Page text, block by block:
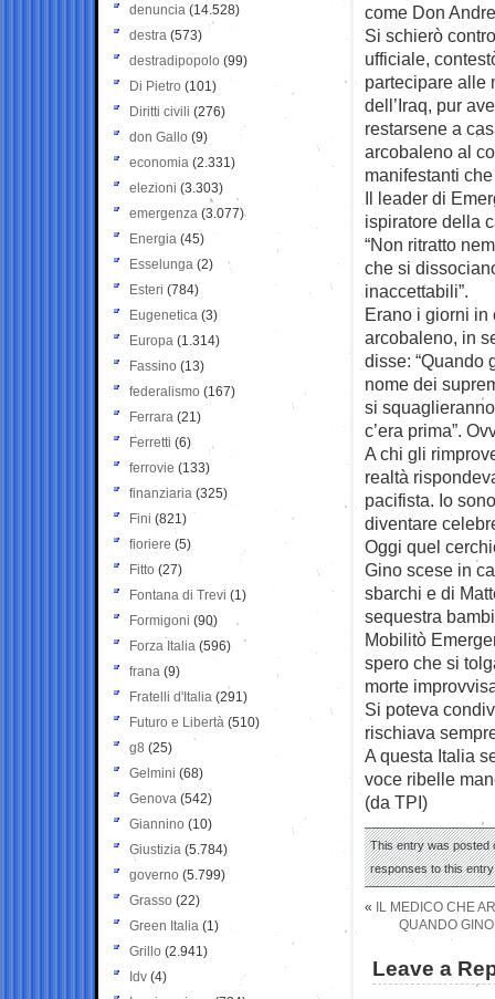
come Don
Si schierò
ufficiale,
partecipare alle
dell’Iraq, pur
restarsene a
arcobaleno al
manifestanti
Il leader di
ispiratore della
“Non ritratto
che si
inaccettabili”.
Erano i giorni in
arcobaleno, in
disse: “Quando
nome dei
si
c’era prima”.
A chi gli
realtà
pacifista. Io
diventare
Oggi quel
Gino scese in
sbarchi e di
sequestra
Mobilitò
spero che si
morte
Si poteva
rischiava
A questa Italia
voce ribelle
(da TPI)
This entry was posted
responses to this
«
IL MEDICO CHE
QUANDO
Leave a
denuncia (14.528)
destra (573)
destradipopolo (99)
Di Pietro (101)
Diritti civili (276)
don Gallo (9)
economia (2.331)
elezioni (3.303)
emergenza (3.077)
Energia (45)
Esselunga (2)
Esteri (784)
Eugenetica (3)
Europa (1.314)
Fassino (13)
federalismo (167)
Ferrara (21)
Ferretti (6)
ferrovie (133)
finanziaria (325)
Fini (821)
fioriere (5)
Fitto (27)
Fontana di Trevi (1)
Formigoni (90)
Forza Italia (596)
frana (9)
Fratelli d'Italia (291)
Futuro e Libertà (510)
g8 (25)
Gelmini (68)
Genova (542)
Giannino (10)
Giustizia (5.784)
governo (5.799)
Grasso (22)
Green Italia (1)
Grillo (2.941)
Idv (4)